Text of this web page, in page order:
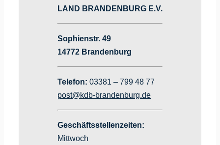
LAND BRANDENBURG E.V.
Sophienstr. 49
14772 Brandenburg
Telefon: 03381 – 799 48 77
post@kdb-brandenburg.de
Geschäftsstellenzeiten:
Mittwoch